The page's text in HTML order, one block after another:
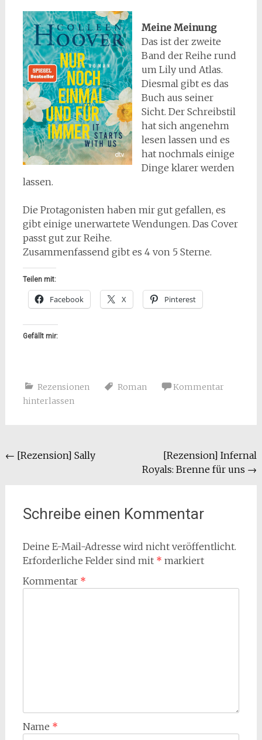
Meine Meinung
Das ist der zweite
Band der Reihe rund
um Lily und Atlas.
Diesmal gibt es das
Buch aus seiner
Sicht. Der Schreibstil
hat sich angenehm
lesen lassen und es
hat nochmals einige
Dinge klarer werden
lassen.
Die Protagonisten haben mir gut gefallen, es
gibt einige unerwartete Wendungen. Das Cover
passt gut zur Reihe.
Zusammenfassend gibt es 4 von 5 Sterne.
Teilen mit:
Facebook X Pinterest
Gefällt mir:
Rezensionen Roman
Kommentar
hinterlassen
Beitragsnavigation
← [Rezension] Sally
[Rezension] Infernal
Royals: Brenne für uns →
Schreibe einen Kommentar
Deine E-Mail-Adresse wird nicht veröffentlicht.
Erforderliche Felder sind mit * markiert
Kommentar *
Name *